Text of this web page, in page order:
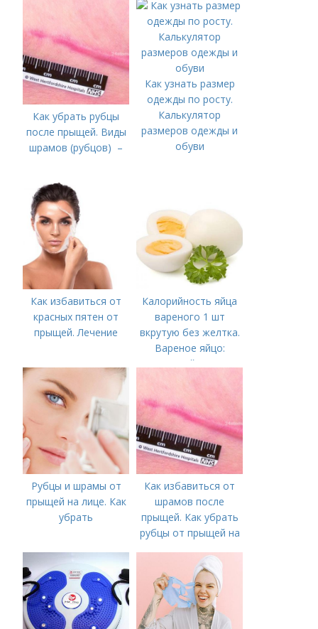
Как убрать рубцы
после прыщей. Виды
шрамов (рубцов) –
Как узнать размер
одежды по росту.
Калькулятор
размеров одежды и
обуви
Как избавиться от
красных пятен от
прыщей. Лечение
Калорийность яйца
вареного 1 шт
вкрутую без желтка.
Вареное яйцо:
калорийность
Рубцы и шрамы от
прыщей на лице. Как
убрать
Как избавиться от
шрамов после
прыщей. Как убрать
рубцы от прыщей на